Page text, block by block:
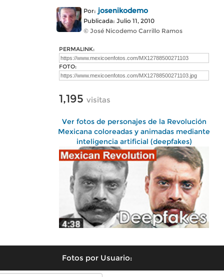
Por: josenikodemo
Publicada: Julio 11, 2010
© José Nicodemo Carrillo Ramos
PERMALINK:
FOTO:
1,195 visitas
Ver fotos de personajes de la Revolución
Mexicana coloreadas y animadas mediante
inteligencia artificial (deepfakes)
Fotos por Usuario: